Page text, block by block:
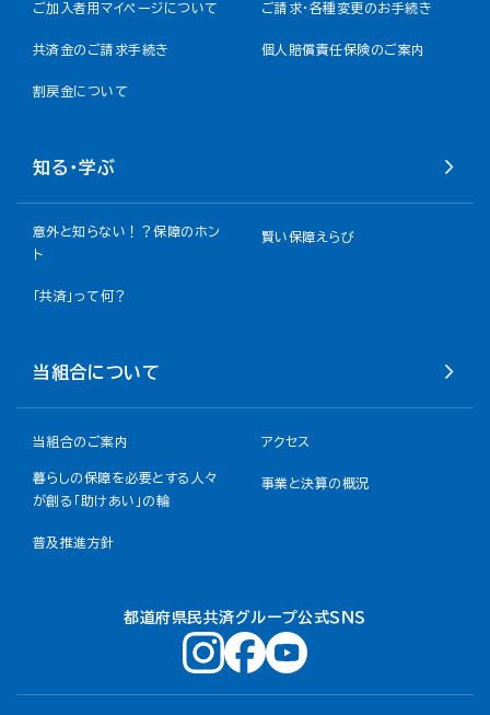
ご加入者用マイページについて ご請求・各種変更のお手続き
共済金のご請求手続き 個人賠償責任保険のご案内
割戻金について​
知る・学ぶ
意外と知らない！？保障のホン
ト
賢い保障えらび
「共済」って何？
当組合について
当組合のご案内 アクセス
暮らしの保障を必要とする人々
が創る「助けあい」の輪
事業と決算の概況
普及推進方針
都道府県民共済グループ公式ＳＮＳ